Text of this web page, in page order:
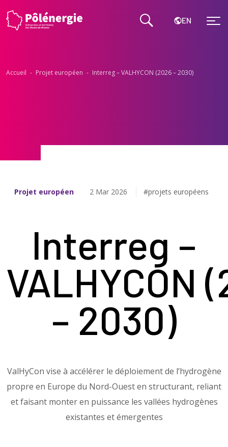
EN
Accueil - Projet européen - Interreg​ – VALHYCON (2026 – 2030)
Projet européen 2 Mar 2026 #projets européens
Interreg​ –
VALHYCON
– 2030)
ValHyCon vise à accélérer le déploiement de l’hydrogène
propre en Europe du Nord-Ouest en structurant, reliant
et faisant monter en puissance les vallées hydrogènes
existantes et émergentes​